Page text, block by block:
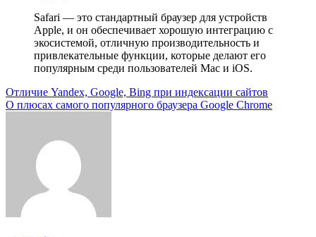
Safari — это стандартный браузер для устройств
Apple, и он обеспечивает хорошую интеграцию с
экосистемой, отличную производительность и
привлекательные функции, которые делают его
популярным среди пользователей Mac и iOS.
Навигация
по
Отличие Yandex, Google, Bing при индексации сайтов
О плюсах самого популярного браузера Google Chrome